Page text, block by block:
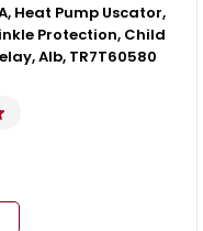
Heat Pump Uscator,
Protection, Child
Alb, TR7T60580